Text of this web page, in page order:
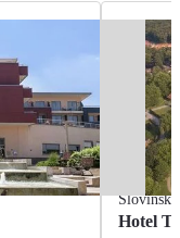
Slovinsko
Hotel